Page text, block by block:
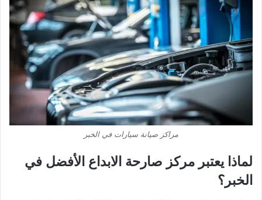
مراكز صيانة سيارات في الخبر
لماذا يعتبر مركز صارحة الابداع الأفضل في
الخبر؟